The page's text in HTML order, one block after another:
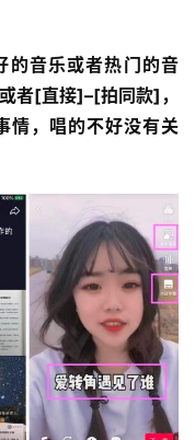
的音乐或者热门的音
者[直接]–[拍同款]，
情，唱的不好没有关